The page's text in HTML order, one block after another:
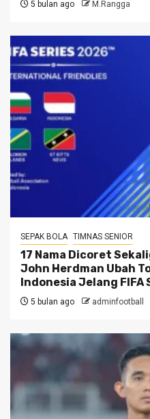
5 bulan ago M.Rangga
SEPAK BOLA TIMNAS SENIOR
17 Nama Dicoret
John Herdman Ubah
Indonesia Jelang FIFA
5 bulan ago adminfootball